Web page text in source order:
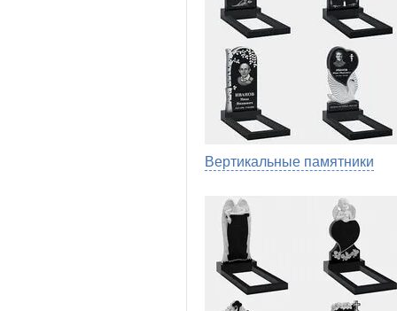
Вертикальные памятники